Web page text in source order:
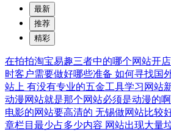
最新
推荐
精彩
在拍拍淘宝易趣三者中的哪个网站开
时客户需要做好哪些准备 如何寻找国
站上 有没有专业的五金工具学习网站
动漫网站就是那个网站必须是动漫的啊
电影的网站要高清的 无锡做网站比较
章栏目最少占多少内容 网站出现大量